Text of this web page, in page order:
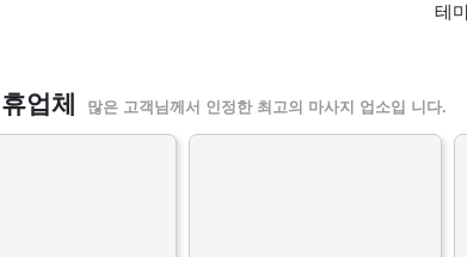
테
업체 많은 고객님께서 인정한 최고의 마사지 업소입 니다.